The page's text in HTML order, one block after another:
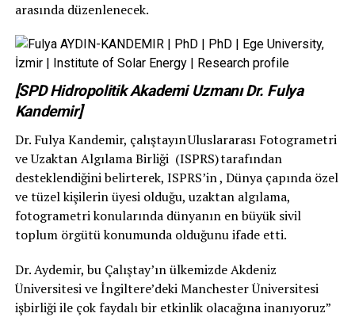
arasında düzenlenecek.
[SPD Hidropolitik Akademi Uzmanı Dr. Fulya
Kandemir]
Dr. Fulya Kandemir, çalıştayın Uluslararası Fotogrametri
ve Uzaktan Algılama Birliği (ISPRS) tarafından
desteklendiğini belirterek, ISPRS’in , Dünya çapında özel
ve tüzel kişilerin üyesi olduğu, uzaktan algılama,
fotogrametri konularında dünyanın en büyük sivil
toplum örgütü konumunda olduğunu ifade etti.
Dr. Aydemir, bu Çalıştay’ın ülkemizde Akdeniz
Üniversitesi ve İngiltere’deki Manchester Üniversitesi
işbirliği ile çok faydalı bir etkinlik olacağına inanıyoruz”